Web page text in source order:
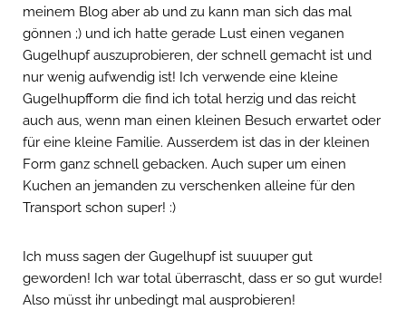
meinem Blog aber ab und zu kann man sich das mal
gönnen ;) und ich hatte gerade Lust einen veganen
Gugelhupf auszuprobieren, der schnell gemacht ist und
nur wenig aufwendig ist! Ich verwende eine kleine
Gugelhupfform die find ich total herzig und das reicht
auch aus, wenn man einen kleinen Besuch erwartet oder
für eine kleine Familie. Ausserdem ist das in der kleinen
Form ganz schnell gebacken. Auch super um einen
Kuchen an jemanden zu verschenken alleine für den
Transport schon super! :)
Ich muss sagen der Gugelhupf ist suuuper gut
geworden! Ich war total überrascht, dass er so gut wurde!
Also müsst ihr unbedingt mal ausprobieren!